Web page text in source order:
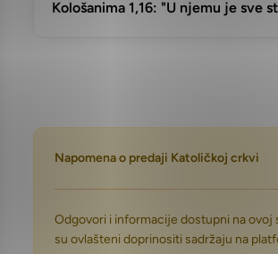
Kološanima 1,16: "U njemu je sve
Napomena o predaji Katoličkoj crkvi
Odgovori i informacije dostupni na ovoj
su ovlašteni doprinositi sadržaju na